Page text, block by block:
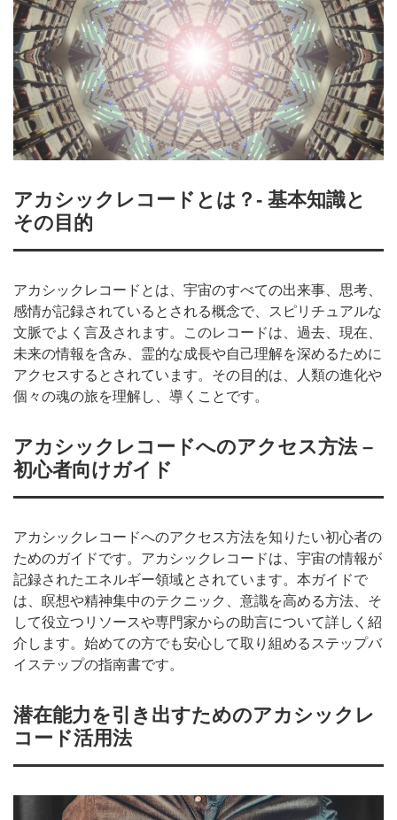
アカシックレコードとは？- 基本知識と
その目的
アカシックレコードとは、宇宙のすべての出来事、思考、
感情が記録されているとされる概念で、スピリチュアルな
文脈でよく言及されます。このレコードは、過去、現在、
未来の情報を含み、霊的な成長や自己理解を深めるために
アクセスするとされています。その目的は、人類の進化や
個々の魂の旅を理解し、導くことです。
アカシックレコードへのアクセス方法 –
初心者向けガイド
アカシックレコードへのアクセス方法を知りたい初心者の
ためのガイドです。アカシックレコードは、宇宙の情報が
記録されたエネルギー領域とされています。本ガイドで
は、瞑想や精神集中のテクニック、意識を高める方法、そ
して役立つリソースや専門家からの助言について詳しく紹
介します。始めての方でも安心して取り組めるステップバ
イステップの指南書です。
潜在能力を引き出すためのアカシックレ
コード活用法